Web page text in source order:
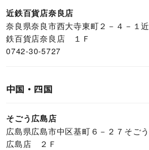
近鉄百貨店奈良店
奈良県奈良市西大寺東町２－４－１近
鉄百貨店奈良店 １Ｆ
0742-30-5727
中国・四国
そごう広島店
広島県広島市中区基町６－２７そごう
広島店 ２Ｆ